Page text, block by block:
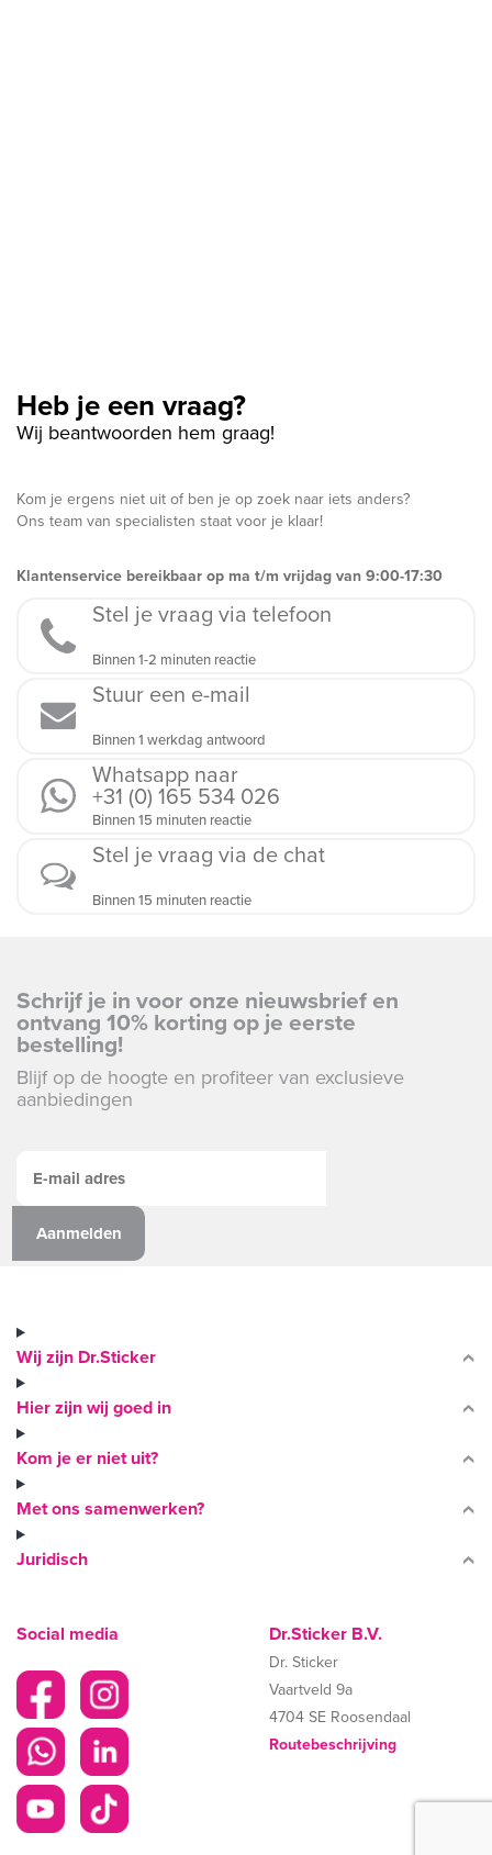
Heb je een vraag?
Wij beantwoorden hem graag!
Kom je ergens niet uit of ben je op zoek naar iets anders?
Ons team van specialisten staat voor je klaar!
Klantenservice bereikbaar op ma t/m vrijdag van 9:00-17:30
Stel je vraag via telefoon
Binnen 1-2 minuten reactie
Stuur een e-mail
Binnen 1 werkdag antwoord
Whatsapp naar
+31 (0) 165 534 026
Binnen 15 minuten reactie
Stel je vraag via de chat
Binnen 15 minuten reactie
Schrijf je in voor onze nieuwsbrief en
ontvang 10% korting op je eerste
bestelling!
Blijf op de hoogte en profiteer van exclusieve
aanbiedingen
Wij zijn Dr.Sticker
Hier zijn wij goed in
Kom je er niet uit?
Met ons samenwerken?
Juridisch
Dr.Sticker B.V.
Dr. Sticker
Vaartveld 9a
4704 SE Roosendaal
Routebeschrijving
Social media